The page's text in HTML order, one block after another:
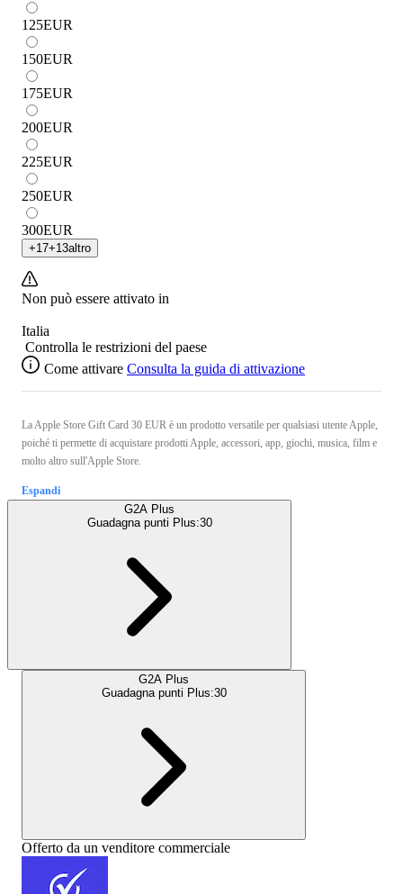
125EUR
150EUR
175EUR
200EUR
225EUR
250EUR
300EUR
+17+13altro
Non può essere attivato in
Italia
Controlla le restrizioni del paese
Come attivare Consulta la guida di attivazione
La Apple Store Gift Card 30 EUR è un prodotto versatile per qualsiasi utente Apple,
poiché ti permette di acquistare prodotti Apple, accessori, app, giochi, musica, film e
molto altro sull'Apple Store.
Espandi
G2A Plus
Guadagna punti Plus:30
G2A Plus
Guadagna punti Plus:30
Offerto da un venditore commerciale